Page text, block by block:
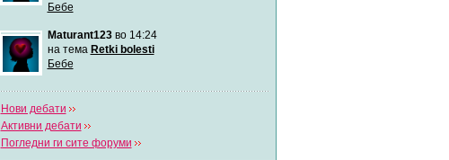
Бебе
Maturant123во 14:24
на тема Retki bolesti
Бебе
Нови дебати
Активни дебати
Погледни ги сите форуми